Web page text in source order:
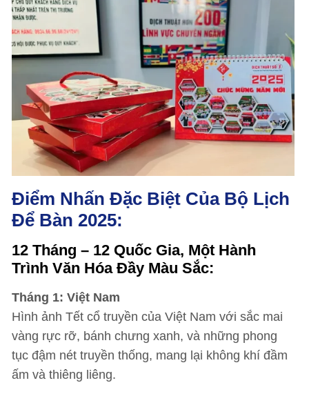
Điểm Nhấn Đặc Biệt Của Bộ Lịch
Để Bàn 2025:
12 Tháng – 12 Quốc Gia, Một Hành
Trình Văn Hóa Đầy Màu Sắc:
Tháng 1: Việt Nam
Hình ảnh Tết cổ truyền của Việt Nam với sắc mai
vàng rực rỡ, bánh chưng xanh, và những phong
tục đậm nét truyền thống, mang lại không khí đầm
ấm và thiêng liêng.